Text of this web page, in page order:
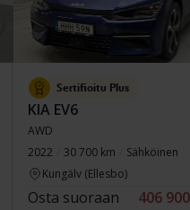
Sertifioitu Plus
KIA EV6
AWD
2022
30 700 km
Sähköinen
Kungälv (Ellesbo)
Osta suoraan 406